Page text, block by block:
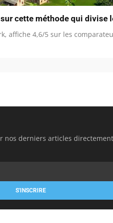
cette méthode qui divise
affiche 4,6/5 sur les
nos derniers articles
S'INSCRIRE